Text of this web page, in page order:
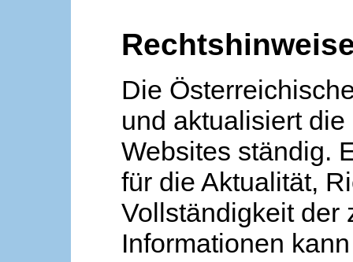
Die
und aktualisiert
Websites ständig.
für die Aktualität,
Vollständigkeit der
Informationen